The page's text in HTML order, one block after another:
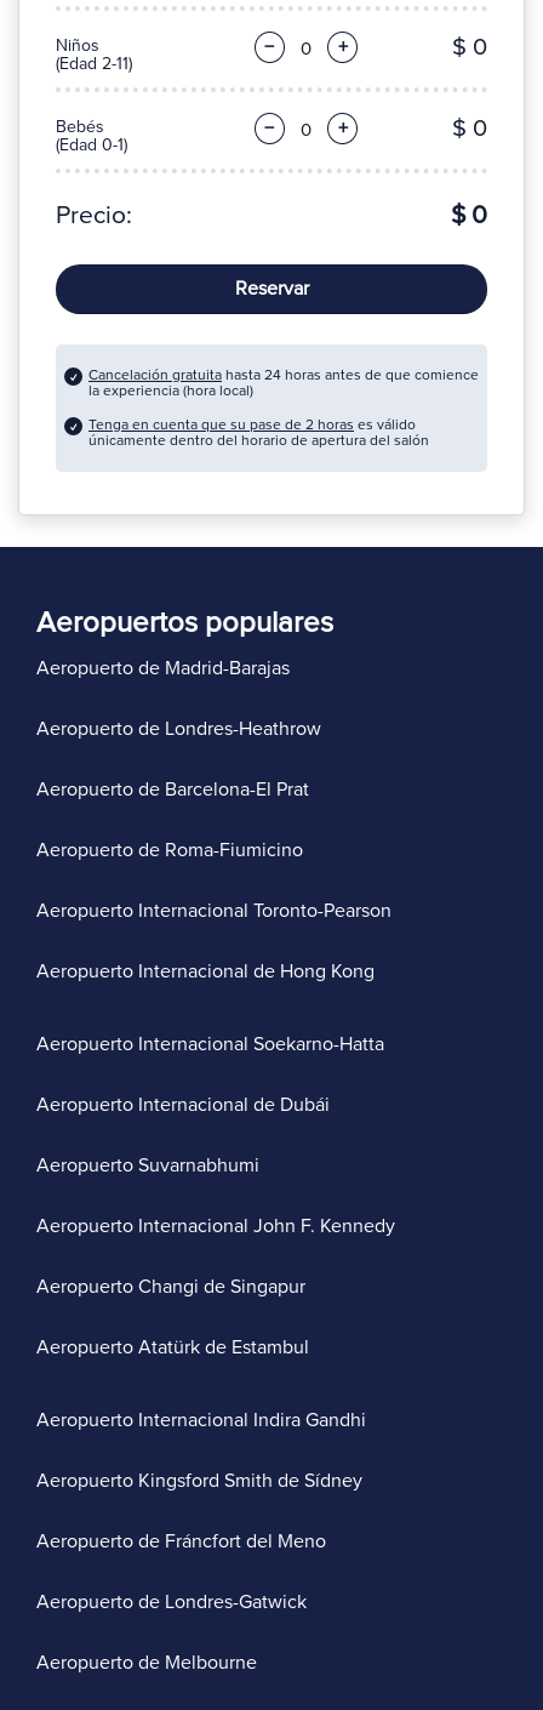
Niños
(Edad 2-11)
− + $ 0
Bebés
(Edad 0-1)
− + $ 0
Precio: $ 0
Reservar
Cancelación gratuita hasta 24 horas antes de que comience
la experiencia (hora local)
Tenga en cuenta que su pase de 2 horas es válido
únicamente dentro del horario de apertura del salón
Aeropuertos populares
Aeropuerto de Madrid-Barajas
Aeropuerto de Londres-Heathrow
Aeropuerto de Barcelona-El Prat
Aeropuerto de Roma-Fiumicino
Aeropuerto Internacional Toronto-Pearson
Aeropuerto Internacional de Hong Kong
Aeropuerto Internacional Soekarno-Hatta
Aeropuerto Internacional de Dubái
Aeropuerto Suvarnabhumi
Aeropuerto Internacional John F. Kennedy
Aeropuerto Changi de Singapur
Aeropuerto Atatürk de Estambul
Aeropuerto Internacional Indira Gandhi
Aeropuerto Kingsford Smith de Sídney
Aeropuerto de Fráncfort del Meno
Aeropuerto de Londres-Gatwick
Aeropuerto de Melbourne